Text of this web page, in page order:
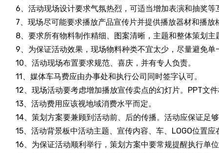
6、活动现场设计要求气氛热烈，可适当增加表演和抽奖等
7、现场尽可能要求播放产品宣传片并提供播放器材和播放
8、要求所有物料制作精细、图案清晰，主题和整体策划主
9、为保证活动效果，现场物料种类不宜太少，尽量避免单
10、活动现场布置要求规范、喜庆，并有专人负责。
11、媒体车马费应由办事处和执行公司同时签字认可。
12、现场活动要考虑增加播放宣传卖点的幻灯片。PPT文
13、活动费用应该视地域消费水平而定。
14、策划方案要兼顾到活动前、后的传播。活动应保证足
15、活动背景板中活动主题、宣传内容、车、LOGO位置应
16、为保证活动顺利举行，策划方案中要常规提醒执行单位